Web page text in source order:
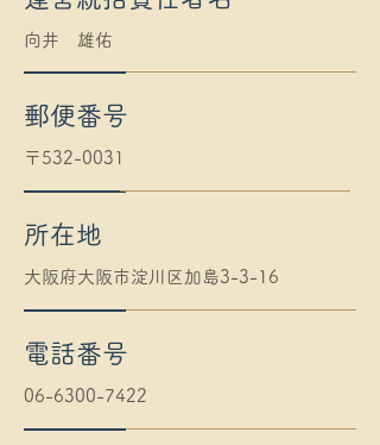
向井 雄佑
郵便番号
〒532-0031
所在地
​大阪府大阪市淀川区加島3-3-16
電話番号
06-6300-7422